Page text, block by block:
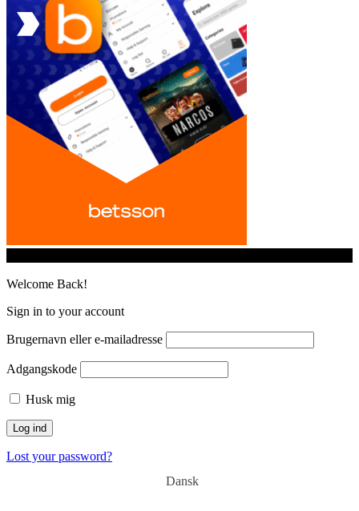
Welcome Back!
Sign in to your account
Brugernavn eller e-mailadresse
Adgangskode
Husk mig
Lost your password?
Dansk